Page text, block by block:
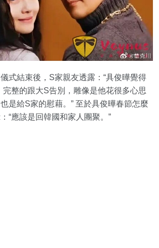
式結束後，S家親友透露：“具俊曄覺得
完整的跟大S告別，雕像是他花很多心思
是給S家的慰藉。” 至於具俊曄春節怎麼
“應該是回韓國和家人團聚。”